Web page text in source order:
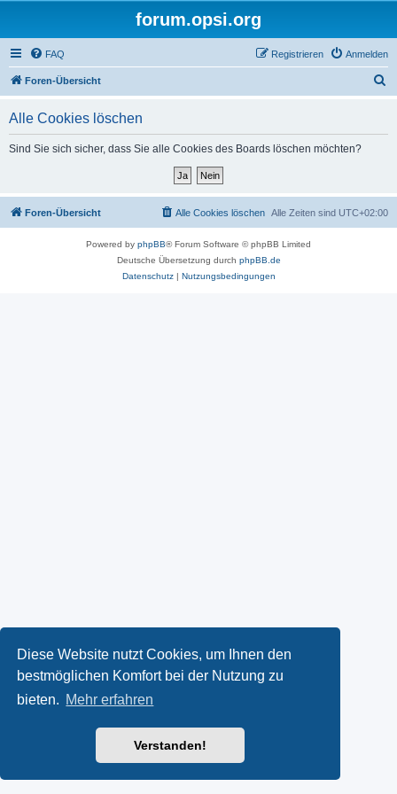
Diese Website nutzt Cookies, um Ihnen den
bestmöglichen Komfort bei der Nutzung zu
bieten. Mehr erfahren
Verstanden!
forum.opsi.org
FAQ Anmelden
Registrieren
Foren-Übersicht
Alle Cookies löschen
Sind Sie sich sicher, dass Sie alle Cookies des Boards löschen möchten?
Foren-Übersicht Alle Zeiten sind UTC+02:00
Alle Cookies löschen
Powered by phpBB® Forum Software © phpBB Limited
Deutsche Übersetzung durch phpBB.de
Datenschutz| Nutzungsbedingungen